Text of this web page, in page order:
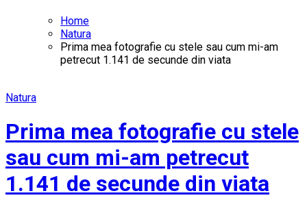
Home
Natura
Prima mea fotografie cu stele sau cum mi-am
petrecut 1.141 de secunde din viata
Natura
Prima mea fotografie cu stele
sau cum mi-am petrecut
1.141 de secunde din viata